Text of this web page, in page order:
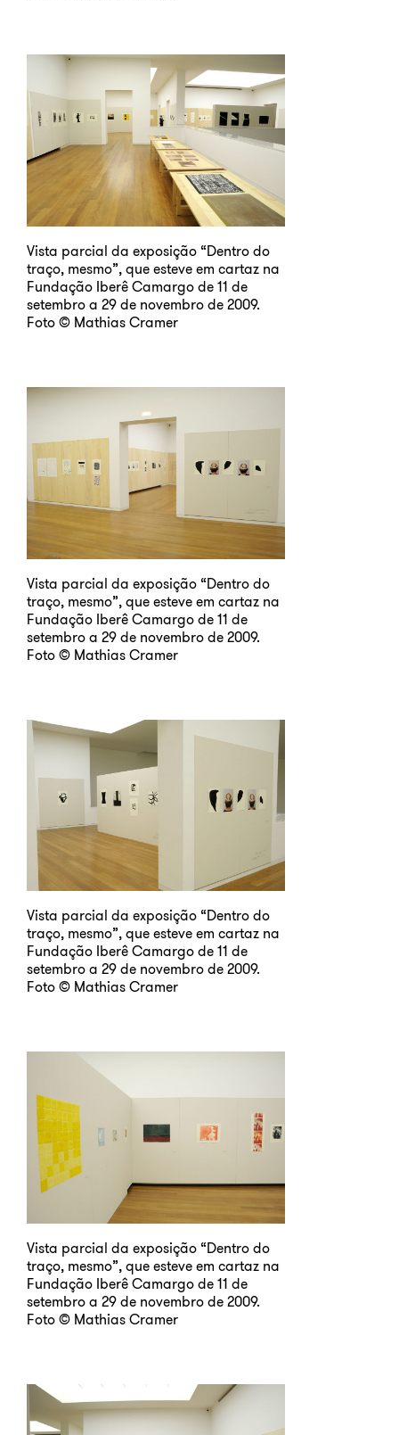
Vista parcial da exposição “Dentro do
traço, mesmo”, que esteve em cartaz na
Fundação Iberê Camargo de 11 de
setembro a 29 de novembro de 2009.
Foto © Mathias Cramer
Vista parcial da exposição “Dentro do
traço, mesmo”, que esteve em cartaz na
Fundação Iberê Camargo de 11 de
setembro a 29 de novembro de 2009.
Foto © Mathias Cramer
Vista parcial da exposição “Dentro do
traço, mesmo”, que esteve em cartaz na
Fundação Iberê Camargo de 11 de
setembro a 29 de novembro de 2009.
Foto © Mathias Cramer
Vista parcial da exposição “Dentro do
traço, mesmo”, que esteve em cartaz na
Fundação Iberê Camargo de 11 de
setembro a 29 de novembro de 2009.
Foto © Mathias Cramer